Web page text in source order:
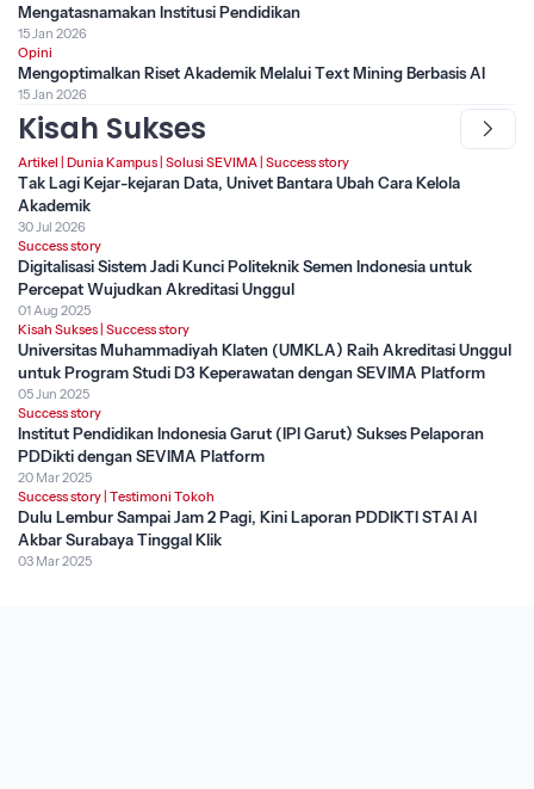
Mengatasnamakan Institusi Pendidikan
15 Jan 2026
Opini
Mengoptimalkan Riset Akademik Melalui Text Mining Berbasis AI
15 Jan 2026
Kisah Sukses
Artikel | Dunia Kampus | Solusi SEVIMA | Success story
Tak Lagi Kejar-kejaran Data, Univet Bantara Ubah Cara Kelola
Akademik
30 Jul 2026
Success story
Digitalisasi Sistem Jadi Kunci Politeknik Semen Indonesia untuk
Percepat Wujudkan Akreditasi Unggul
01 Aug 2025
Kisah Sukses | Success story
Universitas Muhammadiyah Klaten (UMKLA) Raih Akreditasi Unggul
untuk Program Studi D3 Keperawatan dengan SEVIMA Platform
05 Jun 2025
Success story
Institut Pendidikan Indonesia Garut (IPI Garut) Sukses Pelaporan
PDDikti dengan SEVIMA Platform
20 Mar 2025
Success story | Testimoni Tokoh
Dulu Lembur Sampai Jam 2 Pagi, Kini Laporan PDDIKTI STAI Al
Akbar Surabaya Tinggal Klik
03 Mar 2025